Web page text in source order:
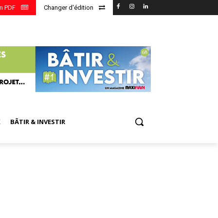
Changer d'édition
PDF
BÂTIR & INVESTIR